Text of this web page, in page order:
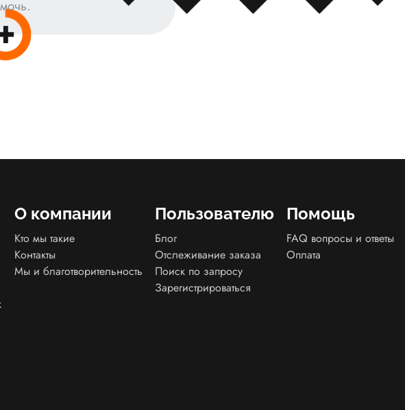
О компании
Кто мы такие
Контакты
Мы и благотворительность
Пользователю
Блог
Отслеживание заказа
Поиск по запросу
Зарегистрироваться
Помощь
FAQ вопросы и ответы
Оплата